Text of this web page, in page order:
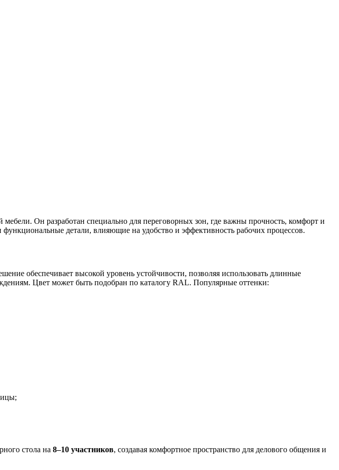
Он разработан специально для переговорных зон, где важны прочность, комфорт и
детали, влияющие на удобство и эффективность рабочих процессов.
обеспечивает высокой уровень устойчивости, позволяя использовать длинные
Цвет может быть подобран по каталогу RAL. Популярные оттенки:
стола на 8–10 участников, создавая комфортное пространство для делового общения и